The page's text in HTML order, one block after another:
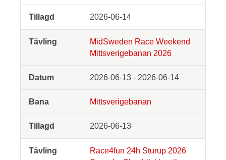
2026-06-14
MidSweden Race Weekend
Mittsverigebanan 2026
2026-06-13 - 2026-06-14
Mittsverigebanan
2026-06-13
Race4fun 24h Sturup 2026